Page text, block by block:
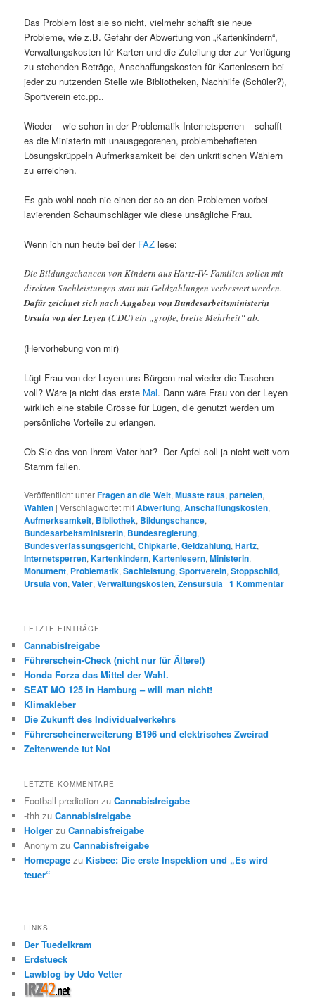
Das Problem löst sie so nicht, vielmehr schafft sie neue
Probleme, wie z.B. Gefahr der Abwertung von „Kartenkindern“,
Verwaltungskosten für Karten und die Zuteilung der zur Verfügung
zu stehenden Beträge, Anschaffungskosten für Kartenlesern bei
jeder zu nutzenden Stelle wie Bibliotheken, Nachhilfe (Schüler?),
Sportverein etc.pp..
Wieder – wie schon in der Problematik Internetsperren – schafft
es die Ministerin mit unausgegorenen, problembehafteten
Lösungskrüppeln Aufmerksamkeit bei den unkritischen Wählern
zu erreichen.
Es gab wohl noch nie einen der so an den Problemen vorbei
lavierenden Schaumschläger wie diese unsägliche Frau.
Wenn ich nun heute bei der FAZ lese:
Die Bildungschancen von Kindern aus Hartz-IV- Familien sollen mit
direkten Sachleistungen statt mit Geldzahlungen verbessert werden.
Dafür zeichnet sich nach Angaben von Bundesarbeitsministerin
Ursula von der Leyen(CDU) ein „große, breite Mehrheit“ ab.
(Hervorhebung von mir)
Lügt Frau von der Leyen uns Bürgern mal wieder die Taschen
voll? Wäre ja nicht das erste Mal. Dann wäre Frau von der Leyen
wirklich eine stabile Grösse für Lügen, die genutzt werden um
persönliche Vorteile zu erlangen.
Ob Sie das von Ihrem Vater hat? Der Apfel soll ja nicht weit vom
Stamm fallen.
Veröffentlicht unterFragen an die Welt,Musste raus,parteien,
Wahlen |Verschlagwortet mitAbwertung,Anschaffungskosten,
Aufmerksamkeit, Bibliothek, Bildungschance,
Bundesarbeitsministerin, Bundesregierung,
Bundesverfassungsgericht,Chipkarte,Geldzahlung,Hartz,
Internetsperren,Kartenkindern,Kartenlesern,Ministerin,
Monument, Problematik,Sachleistung,Sportverein,Stoppschild,
Ursula von,Vater,Verwaltungskosten,Zensursula |1 Kommentar
LETZTE EINTRÄGE
Cannabisfreigabe
Führerschein-Check (nicht nur für Ältere!)
Honda Forza das Mittel der Wahl.
SEAT MO 125 in Hamburg – will man nicht!
Klimakleber
Die Zukunft des Individualverkehrs
Führerscheinerweiterung B196 und elektrisches Zweirad
Zeitenwende tut Not
LETZTE KOMMENTARE
Football prediction zuCannabisfreigabe
-thh zuCannabisfreigabe
Holger zuCannabisfreigabe
Anonym zuCannabisfreigabe
Homepage zu Kisbee: Die erste Inspektion und „Es wird
teuer“
LINKS
Der Tuedelkram
Erdstueck
Lawblog by Udo Vetter